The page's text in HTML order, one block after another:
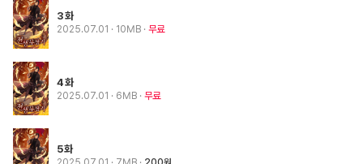
3화
2025.07.01 · 10MB 무료
4화
2025.07.01 · 6MB 무료
5화